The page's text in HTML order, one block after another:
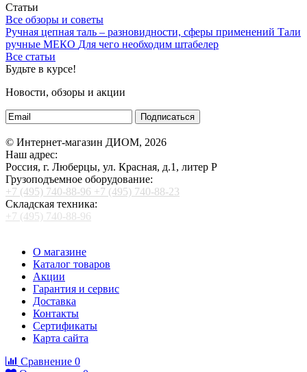
Статьи
Все обзоры и советы
Ручная цепная таль – разновидности, сферы применений Тали
ручные МЕКО Для чего необходим штабелер
Все статьи
Будьте в курсе!
Новости, обзоры и акции
Подписаться
© Интернет-магазин ДИОМ, 2026
Наш адрес:
Россия, г. Люберцы, ул. Красная, д.1, литер Р
Грузоподъемное оборудование:
+7 (495) 740-88-96 +7 (495) 740-88-23
Складская техника:
+7 (495) 740-88-96
О магазине
Каталог товаров
Акции
Гарантия и сервис
Доставка
Контакты
Сертификаты
Карта сайта
Сравнение 0